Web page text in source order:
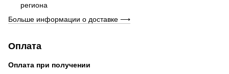
региона
Больше информации о доставке ⟶
Оплата
Оплата при получении